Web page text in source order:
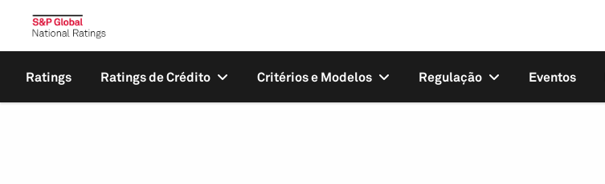
Ratings Ratings de Crédito Critérios e Modelos Regulação Eventos